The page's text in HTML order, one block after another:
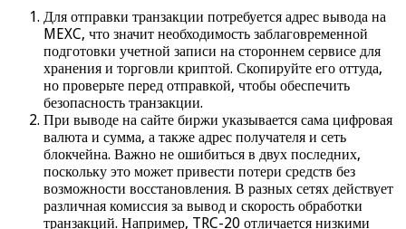
Для отправки транзакции потребуется адрес вывода на
MEXC, что значит необходимость заблаговременной
подготовки учетной записи на стороннем сервисе для
хранения и торговли криптой. Скопируйте его оттуда,
но проверьте перед отправкой, чтобы обеспечить
безопасность транзакции.
При выводе на сайте биржи указывается сама цифровая
валюта и сумма, а также адрес получателя и сеть
блокчейна. Важно не ошибиться в двух последних,
поскольку это может привести потери средств без
возможности восстановления. В разных сетях действует
различная комиссия за вывод и скорость обработки
транзакций. Например, TRC-20 отличается низкими